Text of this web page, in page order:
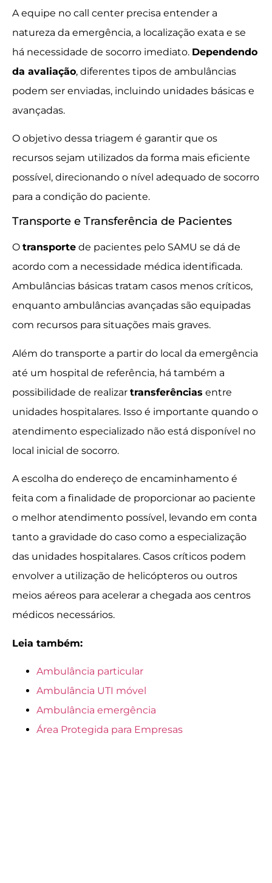
A equipe no call center precisa entender a
natureza da emergência, a localização exata e se
há necessidade de socorro imediato. Dependendo
da avaliação, diferentes tipos de ambulâncias
podem ser enviadas, incluindo unidades básicas e
avançadas.
O objetivo dessa triagem é garantir que os
recursos sejam utilizados da forma mais eficiente
possível, direcionando o nível adequado de socorro
para a condição do paciente.
Transporte e Transferência de Pacientes
O transporte de pacientes pelo SAMU se dá de
acordo com a necessidade médica identificada.
Ambulâncias básicas tratam casos menos críticos,
enquanto ambulâncias avançadas são equipadas
com recursos para situações mais graves.
Além do transporte a partir do local da emergência
até um hospital de referência, há também a
possibilidade de realizar transferências entre
unidades hospitalares. Isso é importante quando o
atendimento especializado não está disponível no
local inicial de socorro.
A escolha do endereço de encaminhamento é
feita com a finalidade de proporcionar ao paciente
o melhor atendimento possível, levando em conta
tanto a gravidade do caso como a especialização
das unidades hospitalares. Casos críticos podem
envolver a utilização de helicópteros ou outros
meios aéreos para acelerar a chegada aos centros
médicos necessários.
Leia também:
Ambulância particular
Ambulância UTI móvel
Ambulância emergência
Área Protegida para Empresas